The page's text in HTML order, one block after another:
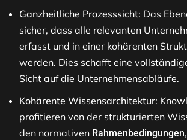
Ganzheitliche Prozesssicht: Das
sicher, dass alle relevanten
erfasst und in einer kohärenten
werden. Dies schafft eine
Sicht auf die Unternehmensabläufe.
Kohärente Wissensarchitektur:
profitieren von der strukturierten
den normativen Rahmenbedingungen